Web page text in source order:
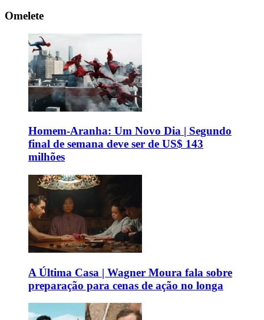
Omelete
Homem-Aranha: Um Novo Dia | Segundo
final de semana deve ser de US$ 143
milhões
A Última Casa | Wagner Moura fala sobre
preparação para cenas de ação no longa